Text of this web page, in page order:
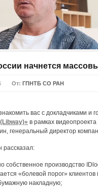
начнется
От: ГПНТБ СО РАН
вас с докладчиками и
в рамках
генеральный директор
рассказал:
собственное производство
«болевой порог» клиентов
накладную;